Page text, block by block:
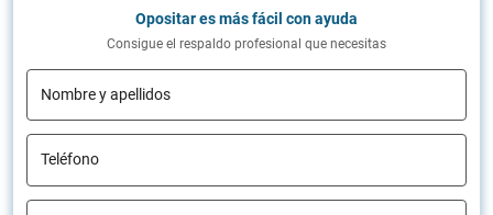
Opositar es más fácil con ayuda
Consigue el respaldo profesional que necesitas
Nombre y apellidos
Teléfono